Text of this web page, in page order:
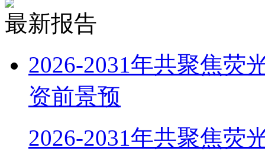
最新报告
2026-2031年共聚焦荧
资前景预
2026-2031年共聚焦荧